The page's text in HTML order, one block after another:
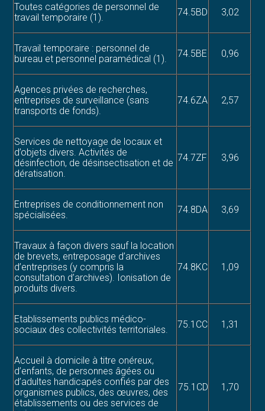
Toutes catégories de personnel de
travail temporaire (1).
74.5BD 3,02
Travail temporaire : personnel de
bureau et personnel paramédical (1).
74.5BE 0,96
Agences privées de recherches,
entreprises de surveillance (sans
transports de fonds).
74.6ZA 2,57
Services de nettoyage de locaux et
d’objets divers. Activités de
désinfection, de désinsectisation et de
dératisation.
74.7ZF 3,96
Entreprises de conditionnement non
spécialisées.
74.8DA 3,69
Travaux à façon divers sauf la location
de brevets, entreposage d’archives
d’entreprises (y compris la
consultation d’archives). Ionisation de
produits divers.
74.8KC 1,09
Etablissements publics médico-
sociaux des collectivités territoriales.
75.1CC 1,31
Accueil à domicile à titre onéreux,
d’enfants, de personnes âgées ou
d’adultes handicapés confiés par des
organismes publics, des œuvres, des
établissements ou des services de
75.1CD 1,70